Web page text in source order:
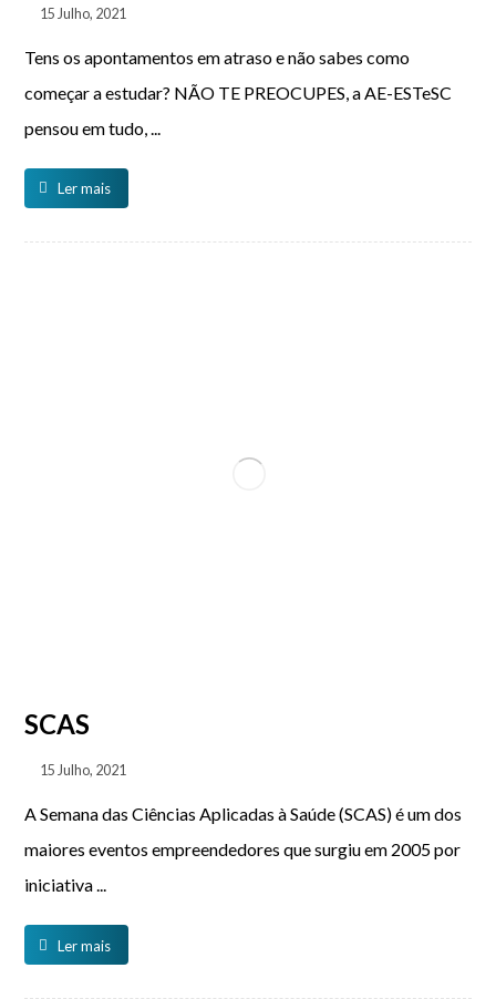
15 Julho, 2021
Tens os apontamentos em atraso e não sabes como
começar a estudar? NÃO TE PREOCUPES, a AE-ESTeSC
pensou em tudo, ...
Ler mais
SCAS
15 Julho, 2021
A Semana das Ciências Aplicadas à Saúde (SCAS) é um dos
maiores eventos empreendedores que surgiu em 2005 por
iniciativa ...
Ler mais